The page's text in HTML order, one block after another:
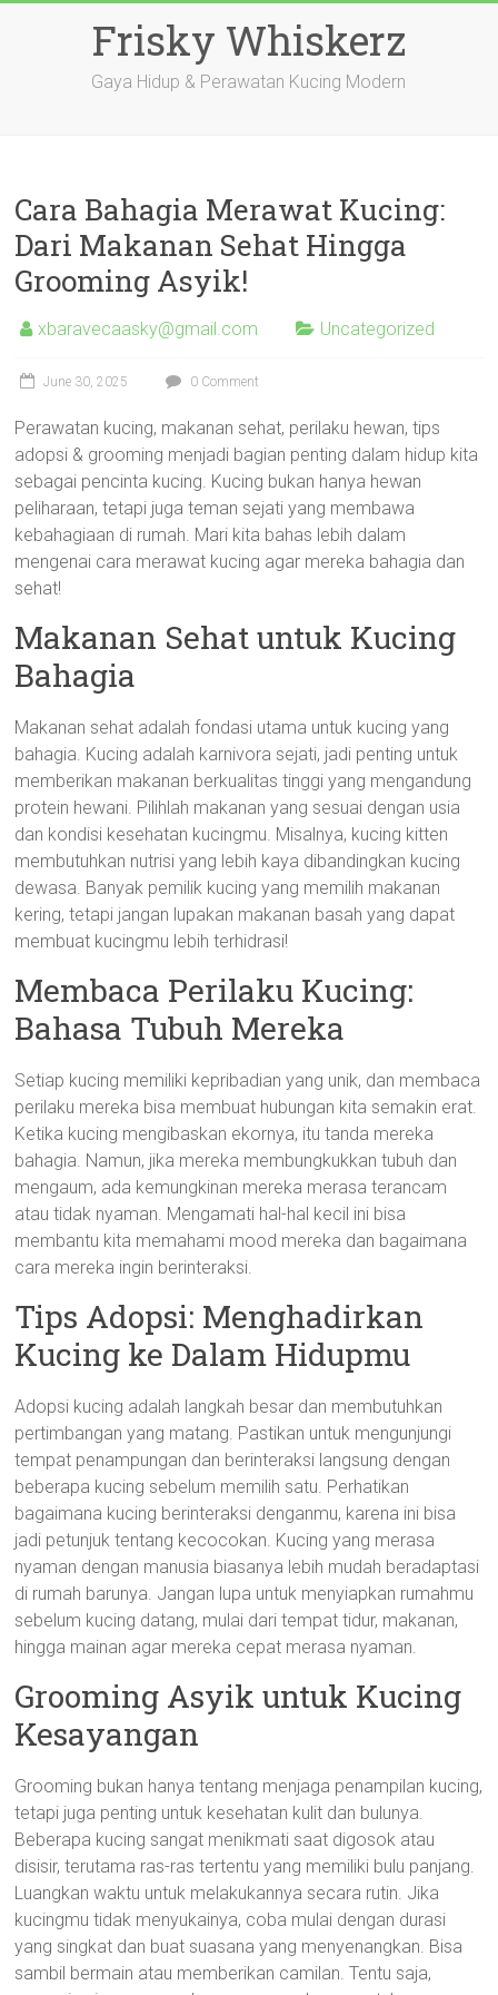
Frisky Whiskerz
Gaya Hidup & Perawatan Kucing Modern
Cara Bahagia Merawat Kucing:
Dari Makanan Sehat Hingga
Grooming Asyik!
xbaravecaasky@gmail.com Uncategorized
June 30, 2025 0 Comment
Perawatan kucing, makanan sehat, perilaku hewan, tips
adopsi & grooming menjadi bagian penting dalam hidup kita
sebagai pencinta kucing. Kucing bukan hanya hewan
peliharaan, tetapi juga teman sejati yang membawa
kebahagiaan di rumah. Mari kita bahas lebih dalam
mengenai cara merawat kucing agar mereka bahagia dan
sehat!
Makanan Sehat untuk Kucing
Bahagia
Makanan sehat adalah fondasi utama untuk kucing yang
bahagia. Kucing adalah karnivora sejati, jadi penting untuk
memberikan makanan berkualitas tinggi yang mengandung
protein hewani. Pilihlah makanan yang sesuai dengan usia
dan kondisi kesehatan kucingmu. Misalnya, kucing kitten
membutuhkan nutrisi yang lebih kaya dibandingkan kucing
dewasa. Banyak pemilik kucing yang memilih makanan
kering, tetapi jangan lupakan makanan basah yang dapat
membuat kucingmu lebih terhidrasi!
Membaca Perilaku Kucing:
Bahasa Tubuh Mereka
Setiap kucing memiliki kepribadian yang unik, dan membaca
perilaku mereka bisa membuat hubungan kita semakin erat.
Ketika kucing mengibaskan ekornya, itu tanda mereka
bahagia. Namun, jika mereka membungkukkan tubuh dan
mengaum, ada kemungkinan mereka merasa terancam
atau tidak nyaman. Mengamati hal-hal kecil ini bisa
membantu kita memahami mood mereka dan bagaimana
cara mereka ingin berinteraksi.
Tips Adopsi: Menghadirkan
Kucing ke Dalam Hidupmu
Adopsi kucing adalah langkah besar dan membutuhkan
pertimbangan yang matang. Pastikan untuk mengunjungi
tempat penampungan dan berinteraksi langsung dengan
beberapa kucing sebelum memilih satu. Perhatikan
bagaimana kucing berinteraksi denganmu, karena ini bisa
jadi petunjuk tentang kecocokan. Kucing yang merasa
nyaman dengan manusia biasanya lebih mudah beradaptasi
di rumah barunya. Jangan lupa untuk menyiapkan rumahmu
sebelum kucing datang, mulai dari tempat tidur, makanan,
hingga mainan agar mereka cepat merasa nyaman.
Grooming Asyik untuk Kucing
Kesayangan
Grooming bukan hanya tentang menjaga penampilan kucing,
tetapi juga penting untuk kesehatan kulit dan bulunya.
Beberapa kucing sangat menikmati saat digosok atau
disisir, terutama ras-ras tertentu yang memiliki bulu panjang.
Luangkan waktu untuk melakukannya secara rutin. Jika
kucingmu tidak menyukainya, coba mulai dengan durasi
yang singkat dan buat suasana yang menyenangkan. Bisa
sambil bermain atau memberikan camilan. Tentu saja,